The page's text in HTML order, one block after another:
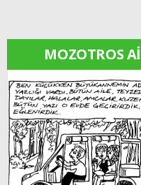
MOZOTROS